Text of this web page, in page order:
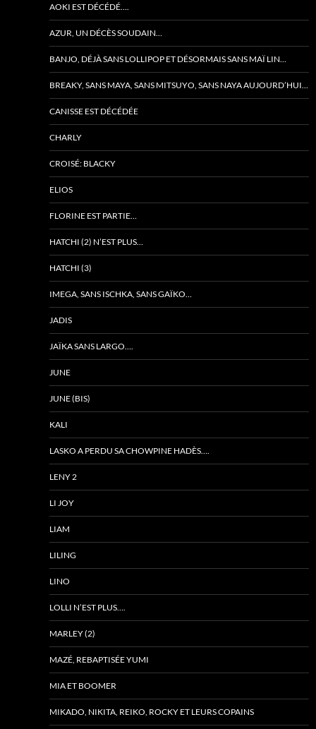
AOKI EST DÉCÉDÉ….
AZUR, UN DÉCÈS SOUDAIN…
BANJO, DÉJÀ SANS LOLLIPOP ET DÉSORMAIS SANS MAÏ LIN…
BREAKY, SANS MAYA, SANS MITSUYO, SANS NAYA AUJOURD’HUI…
CANISSE EST DÉCÉDÉE
CHARLY
CROISÉ: BLACKY
ELIOS
FLORINE EST PARTIE…
HATCHI (2) N’EST PLUS…
HATCHI (3)
IMEGA, SANS ISCHKA, SANS GAÏKO…
JADIS
JAÏKA SANS LARGO….
JUNE
JUNE (BIS)
KALI
LASKO A PERDU SA CHOWPINE HADÈS….
LENY 2
LI JOY
LIAM
LILING
LINO
LOLLI N’EST PLUS….
MARLEY (2)
MAZÉ, REBAPTISÉE YUMI
MIA ET BOOMER
MIKADO, NIKITA, REIKO, ROCKY ET LEURS COPAINS